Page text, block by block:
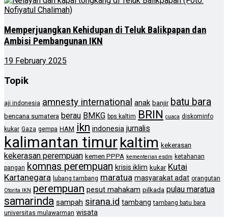
Memperjuangkan Kehidupan di Teluk Balikpapan dan
Ambisi Pembangunan IKN
19 February 2025
Topik
aji indonesia amnesty international anak banjir batu bara
bencana sumatera berau BMKG bps kaltim BRIN cuaca diskominfo
kukar Gaza gempa HAM ikn indonesia jurnalis
kalimantan timurkaltim kekerasan
kekerasan perempuan kemen PPPA kementerian esdm ketahanan
pangan komnas perempuan krisis iklim kukar Kutai
Kartanegara lubang tambang maratua masyarakat adat orangutan
Otorita IKN perempuan pesut mahakam pilkada pulau maratua
samarinda sampah sirana.id tambang tambang batu bara
universitas mulawarman wisata